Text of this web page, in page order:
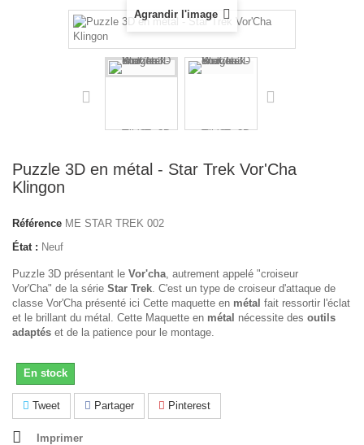
Agrandir l'image
Puzzle 3D en métal - Star Trek Vor'Cha
Klingon
Référence ME STAR TREK 002
État : Neuf
Puzzle 3D présentant le Vor'cha, autrement appelé "croiseur
Vor'Cha" de la série Star Trek. C'est un type de croiseur d'attaque de
classe Vor'Cha présenté ici Cette maquette en métal fait ressortir l'éclat
et le brillant du métal. Cette Maquette en métal nécessite des outils
adaptés et de la patience pour le montage.
En stock
Tweet Partager Pinterest
Imprimer